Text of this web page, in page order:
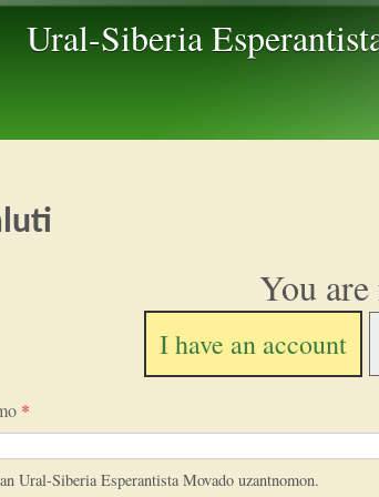
Ural-Siberia
You
I have an account
*
Ural-Siberia Esperantista Movado uzantnomon.